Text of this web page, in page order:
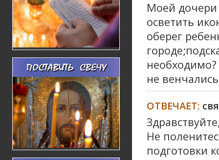
Моей дочери
осветить
оберег
не
ОТВЕЧАЕТ:
Не
подготовки